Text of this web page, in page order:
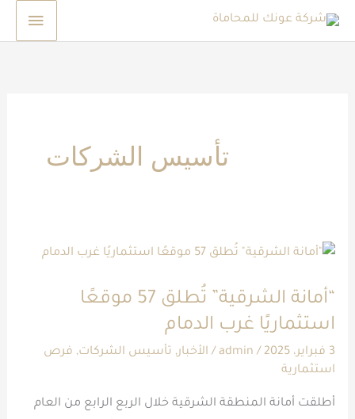
تخطي
تأسيس الشركات
“أمانة الشرقية” تُطلق 57 موقعًا
استثماريًا غرب الدمام
3 فبراير، 2025 /
admin
/ الأخبار, تأسيس الشركات, فرص
استثمارية
أطلقت أمانة المنطقة الشرقية خلال الربع الرابع من العام
“أمانة
تُطلق
57
موقعًا
استثماريًا
غرب